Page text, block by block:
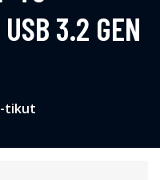
3.2 GEN
tikut